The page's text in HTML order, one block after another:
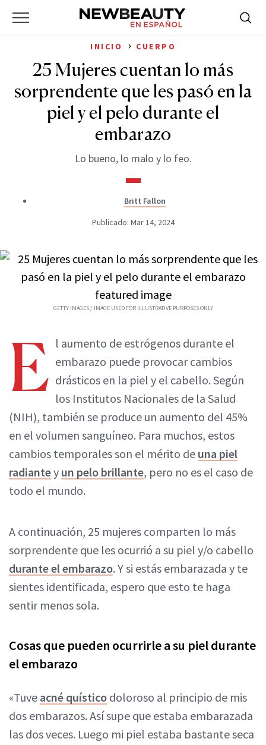
Primary
NewBeauty
for:
INICIO › CUERPO
25 Mujeres cuentan lo más
sorprendente que les pasó en la
piel y el pelo durante el
embarazo
Lo bueno, lo malo y lo feo.
Britt Fallon
Publicado: Mar 14, 2024
GETTY IMAGES / IMAGE USED FOR ILLUSTRATIVE PURPOSES ONLY
E l aumento de estrógenos durante el
embarazo puede provocar cambios
drásticos en la piel y el cabello. Según
los Institutos Nacionales de la Salud
(NIH), también se produce un aumento del 45%
en el volumen sanguíneo. Para muchos, estos
cambios temporales son el mérito de una piel
radiantey un pelo brillante, pero no es el caso de
todo el mundo.
A continuación, 25 mujeres comparten lo más
sorprendente que les ocurrió a su piel y/o cabello
durante el embarazo. Y si estás embarazada y te
sientes identificada, espero que esto te haga
sentir menos sola.
Cosas que pueden ocurrirle a su piel durante
el embarazo
«Tuve acné quístico doloroso al principio de mis
dos embarazos. Así supe que estaba embarazada
las dos veces. Luego mi piel estaba bastante seca